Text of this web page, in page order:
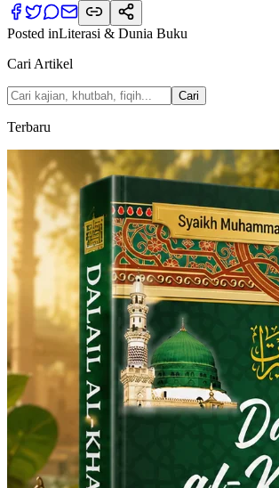
Posted inLiterasi & Dunia Buku
Cari Artikel
Cari
Terbaru